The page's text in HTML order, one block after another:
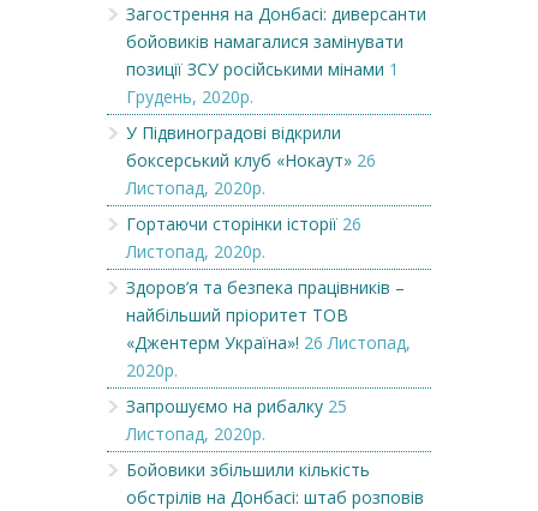
Загострення на Донбасі: диверсанти
бойовиків намагалися замінувати
позиції ЗСУ російськими мінами 1
Грудень, 2020р.
У Підвиноградові відкрили
боксерський клуб «Нокаут» 26
Листопад, 2020р.
Гортаючи сторінки історії 26
Листопад, 2020р.
Здоров’я та безпека працівників –
найбільший пріоритет ТОВ
«Джентерм Україна»! 26 Листопад,
2020р.
Запрошуємо на рибалку 25
Листопад, 2020р.
Бойовики збільшили кількість
обстрілів на Донбасі: штаб розповів